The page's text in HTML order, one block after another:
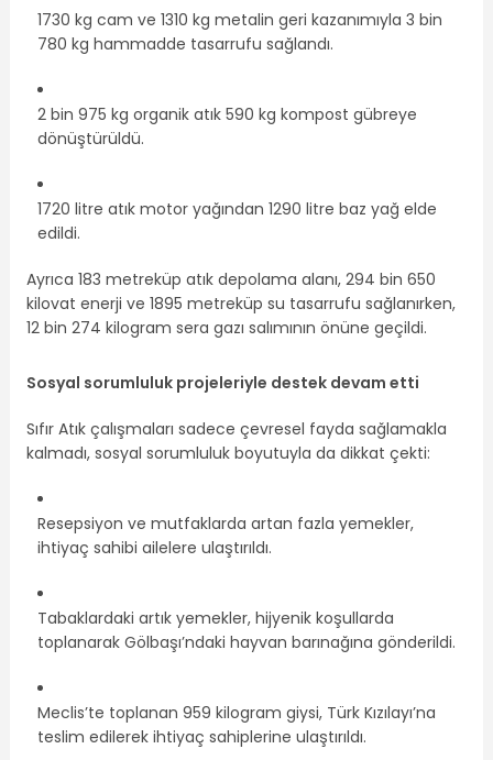
1730 kg cam ve 1310 kg metalin geri kazanımıyla 3 bin
780 kg hammadde tasarrufu sağlandı.
2 bin 975 kg organik atık 590 kg kompost gübreye
dönüştürüldü.
1720 litre atık motor yağından 1290 litre baz yağ elde
edildi.
Ayrıca 183 metreküp atık depolama alanı, 294 bin 650
kilovat enerji ve 1895 metreküp su tasarrufu sağlanırken,
12 bin 274 kilogram sera gazı salımının önüne geçildi.
Sosyal sorumluluk projeleriyle destek devam etti
Sıfır Atık çalışmaları sadece çevresel fayda sağlamakla
kalmadı, sosyal sorumluluk boyutuyla da dikkat çekti:
Resepsiyon ve mutfaklarda artan fazla yemekler,
ihtiyaç sahibi ailelere ulaştırıldı.
Tabaklardaki artık yemekler, hijyenik koşullarda
toplanarak Gölbaşı’ndaki hayvan barınağına gönderildi.
Meclis’te toplanan 959 kilogram giysi, Türk Kızılayı’na
teslim edilerek ihtiyaç sahiplerine ulaştırıldı.